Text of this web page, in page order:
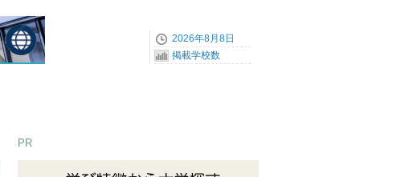
2026年8月8日
掲載学校数
PR